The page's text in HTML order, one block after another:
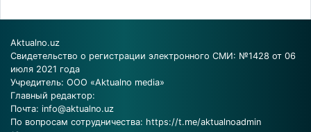
Aktualno.uz
Свидетельство о регистрации электронного СМИ: №1428 от 06
июля 2021 года
Учредитель: ООО «Aktualno media»
Главный редактор:
Почта: info@aktualno.uz
По вопросам сотрудничества: https://t.me/aktualnoadmin